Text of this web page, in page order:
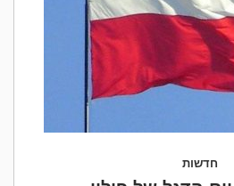
חדשות